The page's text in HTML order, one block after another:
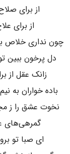
از برای
از برای
چون نداری خلاص
دل پرخون ببین
زانک عقل از
باده خواران به
نخوت عشق را ز
گمرهی‌های
ای صبا تو